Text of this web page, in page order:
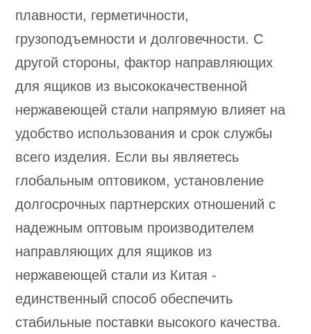
плавности, герметичности,
грузоподъемности и долговечности. С
другой стороны, фактор направляющих
для ящиков из высококачественной
нержавеющей стали напрямую влияет на
удобство использования и срок службы
всего изделия. Если вы являетесь
глобальным оптовиком, установление
долгосрочных партнерских отношений с
надежным оптовым производителем
направляющих для ящиков из
нержавеющей стали из Китая -
единственный способ обеспечить
стабильные поставки высокого качества.